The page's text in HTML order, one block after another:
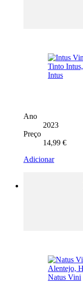
Ano
2023
Preço
14,99 €
Adicionar